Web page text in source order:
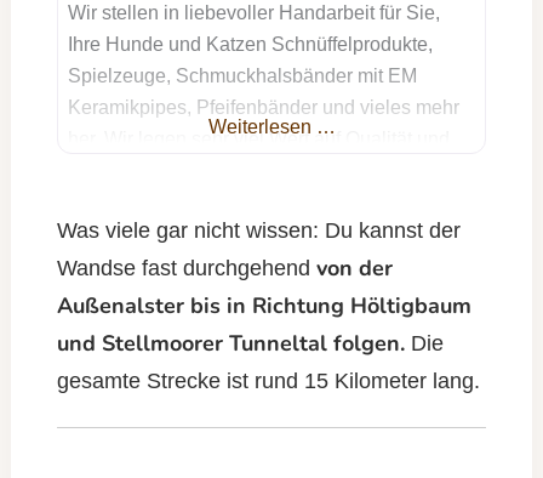
Wir stellen in liebevoller Handarbeit für Sie,
Ihre Hunde und Katzen Schnüffelprodukte,
Spielzeuge, Schmuckhalsbänder mit EM
Keramikpipes, Pfeifenbänder und vieles mehr
her. Wir legen sehr viel Wert auf Qualität und
Name Deine E-Mail-Adresse Betreff Deine
Nachricht (optional) Ich willige ein, dass die
von mir im Formular angegebenen Daten zur
Weiterlesen …
Was viele gar nicht wissen: Du kannst der
Wandse fast durchgehend von der
Außenalster bis in Richtung Höltigbaum
und Stellmoorer Tunneltal folgen.Die
gesamte Strecke ist rund 15 Kilometer lang.